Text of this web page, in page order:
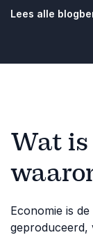
Lees alle
Wat is
Economie is
geproduceerd,